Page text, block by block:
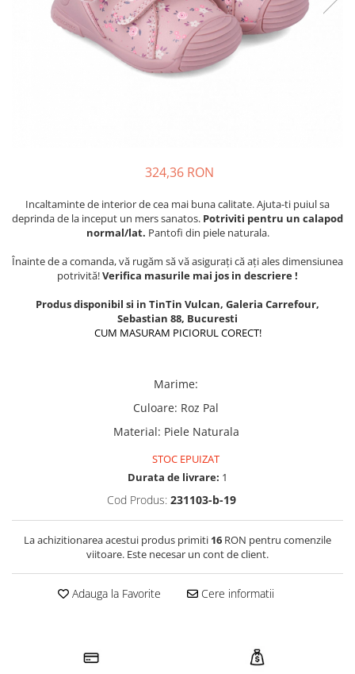
324,36 RON
Incaltaminte de interior de cea mai buna calitate. Ajuta-ti puiul sa
deprinda de la inceput un mers sanatos. Potriviti pentru un calapod
normal/lat. Pantofi din piele naturala.
Înainte de a comanda, vă rugăm să vă asigurați că ați ales dimensiunea
potrivită!Verifica masurile mai jos in descriere !
Produs disponibil si in TinTin Vulcan, Galeria Carrefour,
Sebastian 88, Bucuresti
CUM MASURAM PICIORUL CORECT!
Marime:
Culoare: Roz Pal
Material: Piele Naturala
STOC EPUIZAT
Durata de livrare: 1
Cod Produs: 231103-b-19
La achizitionarea acestui produs primiti 16 RON pentru comenzile
viitoare. Este necesar un cont de client.
Adauga la Favorite Cere informatii